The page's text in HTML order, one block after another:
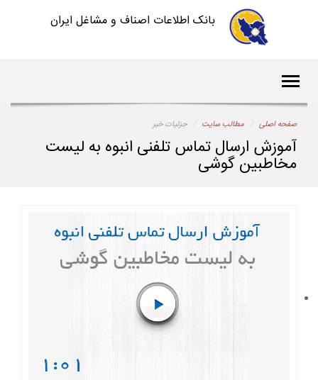
بانک اطلاعات اصناف و مشاغل ایران
صفحه اصلی مطالب سایت جزئیات خبر
آموزش ارسال تماس تلفنی انبوه به لیست
مخاطبین گوشی